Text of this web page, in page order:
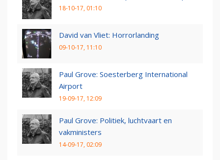
18-10-17, 01:10
David van Vliet: Horrorlanding
09-10-17, 11:10
Paul Grove: Soesterberg International
Airport
19-09-17, 12:09
Paul Grove: Politiek, luchtvaart en
vakministers
14-09-17, 02:09